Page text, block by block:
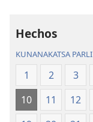
Hechos
KUNANAKATSA PARLI
1 2 3
10
11 12